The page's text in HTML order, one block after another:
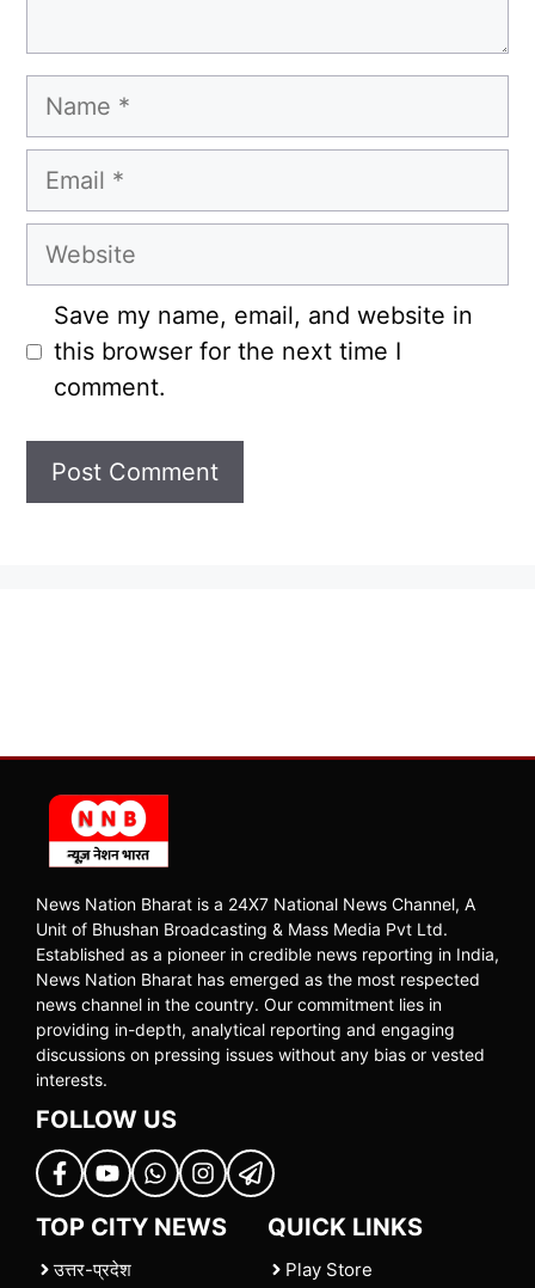
Name
Email
Website
Save my name, email, and website in
this browser for the next time I
comment.
News Nation Bharat is a 24X7 National News Channel, A
Unit of Bhushan Broadcasting & Mass Media Pvt Ltd.
Established as a pioneer in credible news reporting in India,
News Nation Bharat has emerged as the most respected
news channel in the country. Our commitment lies in
providing in-depth, analytical reporting and engaging
discussions on pressing issues without any bias or vested
interests.
FOLLOW US
TOP CITY NEWS
उत्तर-प्रदेश
QUICK LINKS
Play Store